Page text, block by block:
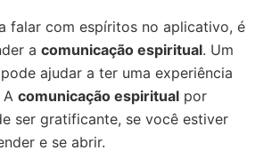
falar com espíritos no aplicativo, é
a comunicação espiritual. Um
pode ajudar a ter uma experiência
A comunicação espiritual por
ser gratificante, se você estiver
e se abrir.